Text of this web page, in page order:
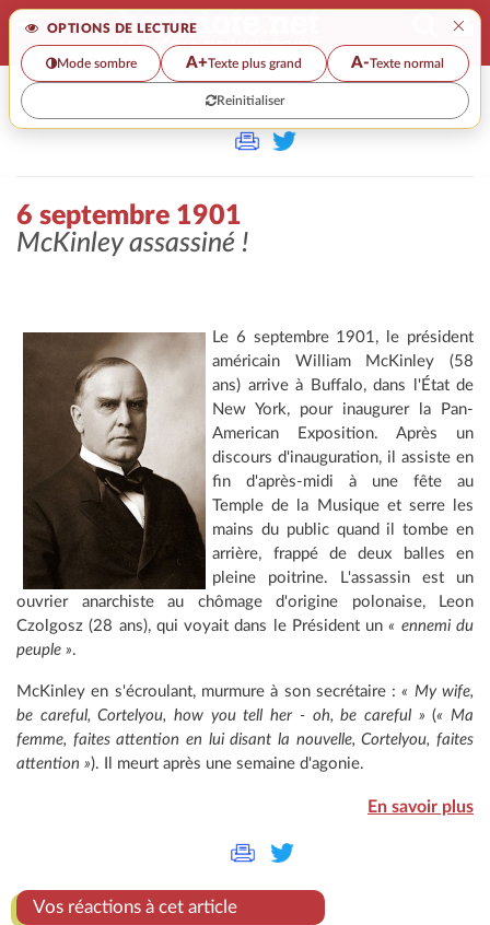
OPTIONS DE LECTURE ×
Mode sombre A+Texte plus grand A-Texte normal
Reinitialiser
>>
6 septembre 1901
McKinley assassiné !
Le 6 septembre 1901, le président
américain William McKinley (58
ans) arrive à Buffalo, dans l'État de
New York, pour inaugurer la Pan-
American Exposition. Après un
discours d'inauguration, il assiste en
fin d'après-midi à une fête au
Temple de la Musique et serre les
mains du public quand il tombe en
arrière, frappé de deux balles en
pleine poitrine. L'assassin est un
ouvrier anarchiste au chômage d'origine polonaise, Leon
Czolgosz (28 ans), qui voyait dans le Président un« ennemi du
peuple ».
McKinley en s'écroulant, murmure à son secrétaire :« My wife,
be careful, Cortelyou, how you tell her - oh, be careful » (« Ma
femme, faites attention en lui disant la nouvelle, Cortelyou, faites
attention »). Il meurt après une semaine d'agonie.
En savoir plus
Vos réactions à cet article